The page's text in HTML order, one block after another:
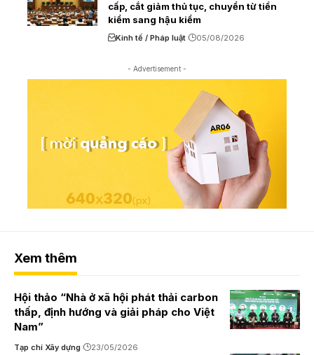
cấp, cắt giảm thủ tục, chuyển từ tiền
kiểm sang hậu kiểm
Kinh tế / Pháp luật 05/08/2026
- Advertisement -
Xem thêm
Hội thảo “Nhà ở xã hội phát thải carbon
thấp, định hướng và giải pháp cho Việt
Nam”
Tạp chí Xây dựng 23/05/2026